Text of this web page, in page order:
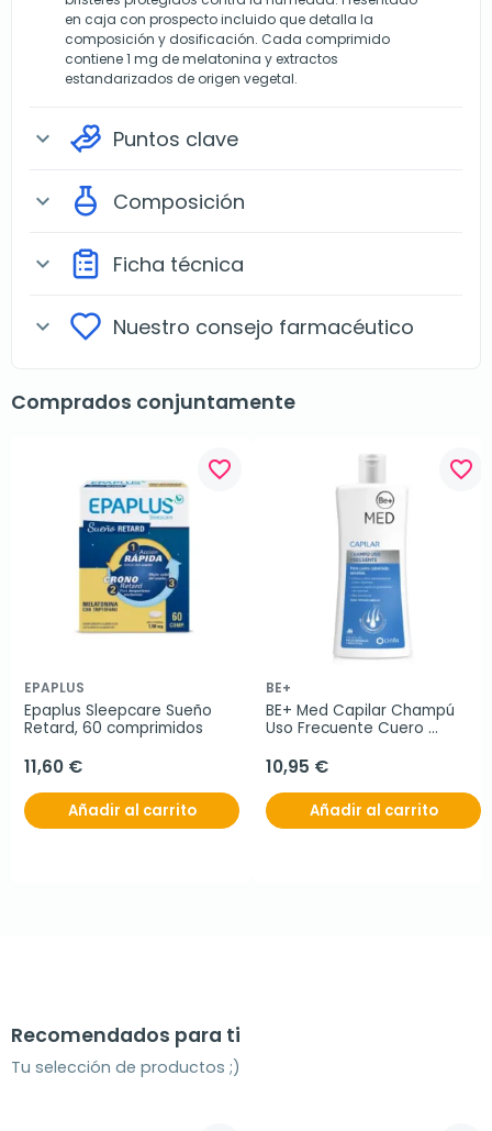
en caja con prospecto incluido que detalla la
composición y dosificación. Cada comprimido
contiene 1 mg de melatonina y extractos
estandarizados de origen vegetal.
expand_more Puntos clave
expand_more Composición
expand_more Ficha técnica
expand_more Nuestro consejo farmacéutico
Comprados conjuntamente
favorite_border
EPAPLUS
Epaplus Sleepcare Sueño
Retard, 60 comprimidos
11,60 €
Añadir al carrito
favorite_border
BE+
BE+ Med Capilar Champú
Uso Frecuente Cuero
10,95 €
Añadir al carrito
Recomendados para ti
Tu selección de productos ;)